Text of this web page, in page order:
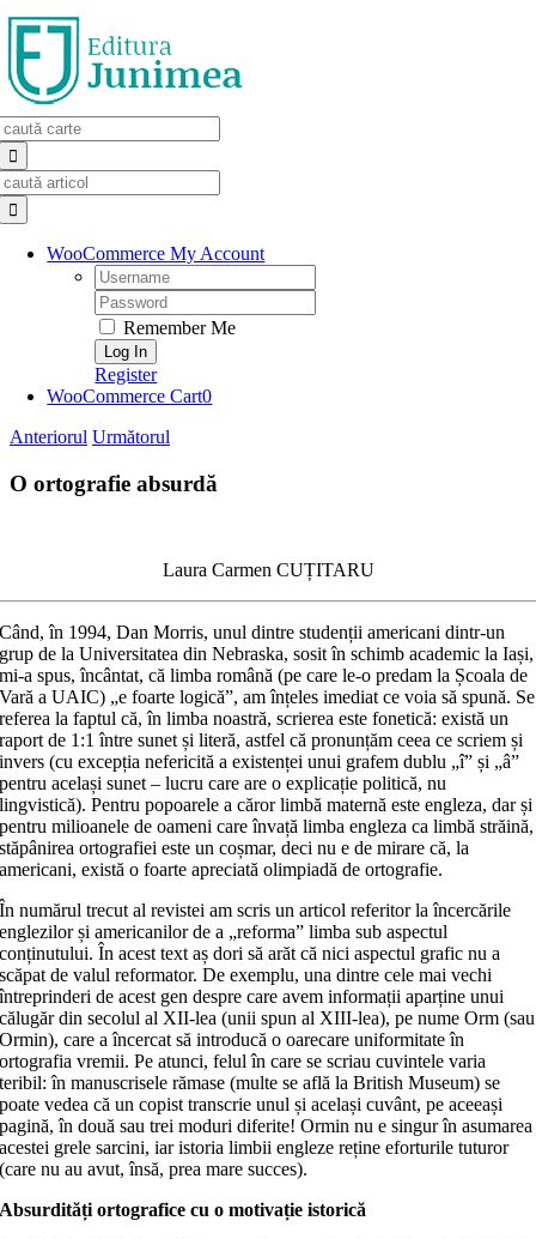
Skip
to
content
WooCommerce My Account
Username:
Password:
Remember Me
Register
WooCommerce Cart0
Anteriorul Următorul
O ortografie absurdă
Laura Carmen CUȚITARU
Când, în 1994, Dan Morris, unul dintre studenții americani dintr-un
grup de la Universitatea din Nebraska, sosit în schimb academic la Iași,
mi-a spus, încântat, că limba română (pe care le-o predam la Școala de
Vară a UAIC) „e foarte logică”, am înțeles imediat ce voia să spună. Se
referea la faptul că, în limba noastră, scrierea este fonetică: există un
raport de 1:1 între sunet și literă, astfel că pronunțăm ceea ce scriem și
invers (cu excepția nefericită a existenței unui grafem dublu „î” și „â”
pentru același sunet – lucru care are o explicație politică, nu
lingvistică). Pentru popoarele a căror limbă maternă este engleza, dar și
pentru milioanele de oameni care învață limba engleza ca limbă străină,
stăpânirea ortografiei este un coșmar, deci nu e de mirare că, la
americani, există o foarte apreciată olimpiadă de ortografie.
În numărul trecut al revistei am scris un articol referitor la încercările
englezilor și americanilor de a „reforma” limba sub aspectul
conținutului. În acest text aș dori să arăt că nici aspectul grafic nu a
scăpat de valul reformator. De exemplu, una dintre cele mai vechi
întreprinderi de acest gen despre care avem informații aparține unui
călugăr din secolul al XII-lea (unii spun al XIII-lea), pe nume Orm (sau
Ormin), care a încercat să introducă o oarecare uniformitate în
ortografia vremii. Pe atunci, felul în care se scriau cuvintele varia
teribil: în manuscrisele rămase (multe se află la British Museum) se
poate vedea că un copist transcrie unul și același cuvânt, pe aceeași
pagină, în două sau trei moduri diferite! Ormin nu e singur în asumarea
acestei grele sarcini, iar istoria limbii engleze reține eforturile tuturor
(care nu au avut, însă, prea mare succes).
Absurdități ortografice cu o motivație istorică